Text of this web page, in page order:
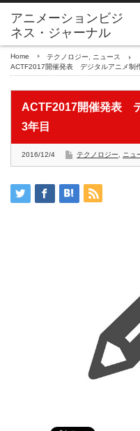
アニメーションビジ
ネス・ジャーナル
Home テクノロジー
ニュース
ACTF2017開催発表 デジタルアニメ制
ACTF2017開催発表
3年目
2016/12/4 テクノロジー ニュ